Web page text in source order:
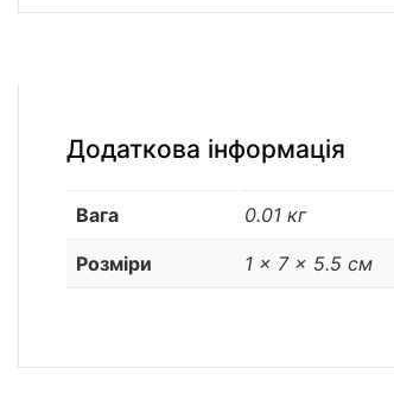
Додаткова інформація
Вага 0.01 кг
Розміри 1 × 7 × 5.5 см